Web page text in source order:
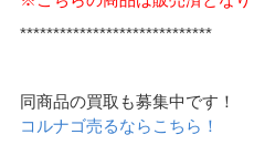
*****************************
同商品の買取も募集中です！
コルナゴ売るならこちら！